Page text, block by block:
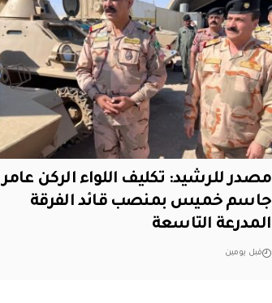
مصدر للرشيد: تكليف اللواء الركن عامر
جاسم خميس بمنصب قائد الفرقة
المدرعة التاسعة
قبل يومين